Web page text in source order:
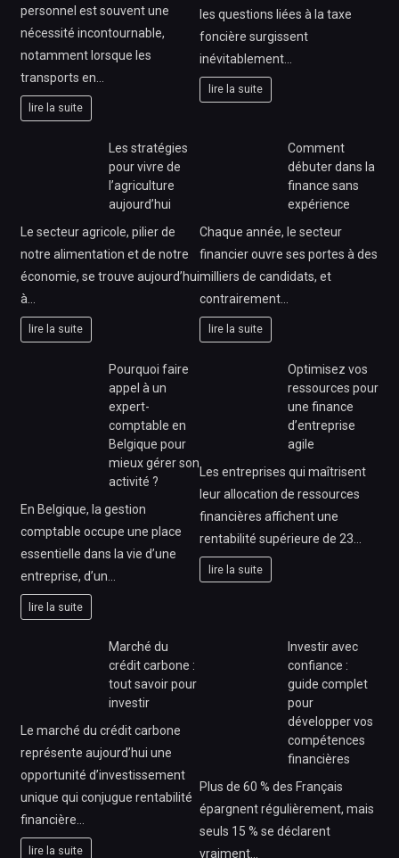
personnel est souvent une
nécessité incontournable,
notamment lorsque les
transports en…
lire la suite
les questions liées à la taxe
foncière surgissent
inévitablement…
lire la suite
Les stratégies
pour vivre de
l’agriculture
aujourd’hui
Le secteur agricole, pilier de
notre alimentation et de notre
économie, se trouve aujourd’hui
à…
lire la suite
Comment
débuter dans la
finance sans
expérience
Chaque année, le secteur
financier ouvre ses portes à des
milliers de candidats, et
contrairement…
lire la suite
Pourquoi faire
appel à un
expert-
comptable en
Belgique pour
mieux gérer son
activité ?
En Belgique, la gestion
comptable occupe une place
essentielle dans la vie d’une
entreprise, d’un…
lire la suite
Optimisez vos
ressources pour
une finance
d’entreprise
agile
Les entreprises qui maîtrisent
leur allocation de ressources
financières affichent une
rentabilité supérieure de 23…
lire la suite
Marché du
crédit carbone :
tout savoir pour
investir
Le marché du crédit carbone
représente aujourd’hui une
opportunité d’investissement
unique qui conjugue rentabilité
financière…
lire la suite
Investir avec
confiance :
guide complet
pour
développer vos
compétences
financières
Plus de 60 % des Français
épargnent régulièrement, mais
seuls 15 % se déclarent
vraiment…